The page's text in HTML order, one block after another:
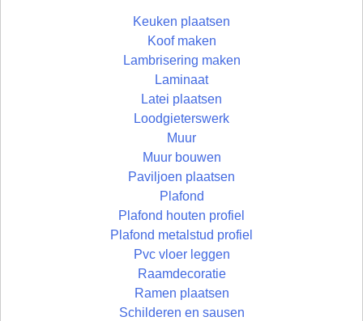
Keuken plaatsen
Koof maken
Lambrisering maken
Laminaat
Latei plaatsen
Loodgieterswerk
Muur
Muur bouwen
Paviljoen plaatsen
Plafond
Plafond houten profiel
Plafond metalstud profiel
Pvc vloer leggen
Raamdecoratie
Ramen plaatsen
Schilderen en sausen